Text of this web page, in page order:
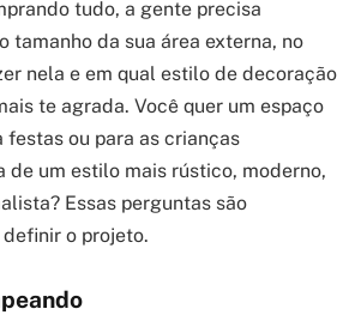
tudo, a gente precisa
tamanho da sua área externa, no
nela e em qual estilo de decoração
te agrada. Você quer um espaço
festas ou para as crianças
de um estilo mais rústico, moderno,
Essas perguntas são
o projeto.